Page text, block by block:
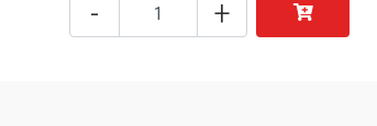
- +